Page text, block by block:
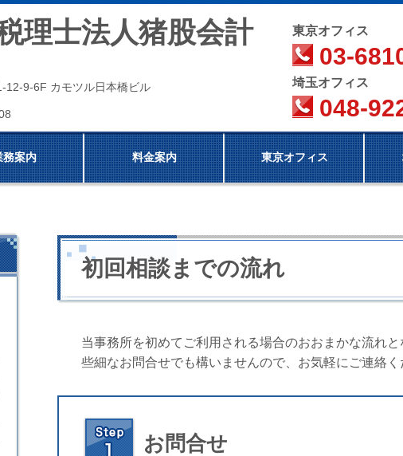
士法人猪股会計
12-9-6F カモツル日本橋ビル
東京オフィス
03-
埼玉オフィス
048-
務案内 料金案内 東京オフィス
初回相談までの流れ
当事務所を初めてご利用される場合のおおまかな流れ
些細なお問合せでも構いませんので、お気軽にご連絡く
お問合せ